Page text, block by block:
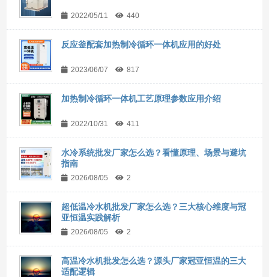
2022/05/11 440
反应釜配套加热制冷循环一体机应用的好处
2023/06/07 817
加热制冷循环一体机工艺原理参数应用介绍
2022/10/31 411
水冷系统批发厂家怎么选？看懂原理、场景与避坑
指南
2026/08/05 2
超低温冷水机批发厂家怎么选？三大核心维度与冠
亚恒温实践解析
2026/08/05 2
高温冷水机批发怎么选？源头厂家冠亚恒温的三大
适配逻辑